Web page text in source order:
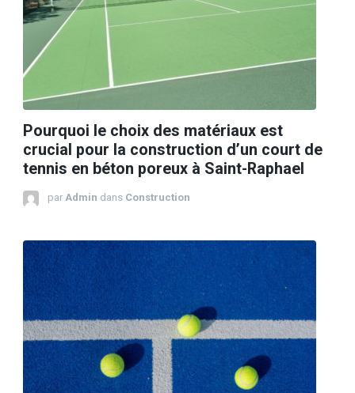
Pourquoi le choix des matériaux est
crucial pour la construction d’un court de
tennis en béton poreux à Saint-Raphael
par Admin dans Construction